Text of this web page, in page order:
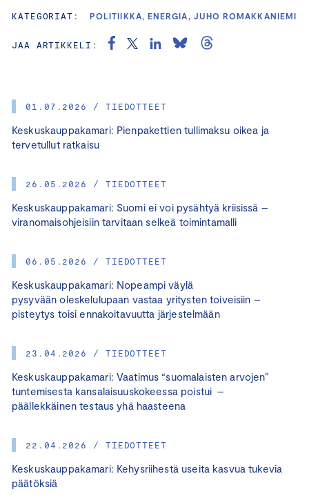
01.07.2026 / TIEDOTTEET
Keskuskauppakamari: Pienpakettien tullimaksu oikea ja
tervetullut ratkaisu
26.05.2026 / TIEDOTTEET
Keskuskauppakamari: Suomi ei voi pysähtyä kriisissä –
viranomaisohjeisiin tarvitaan selkeä toimintamalli
06.05.2026 / TIEDOTTEET
Keskuskauppakamari: Nopeampi väylä
pysyvään oleskelulupaan vastaa yritysten toiveisiin –
pisteytys toisi ennakoitavuutta järjestelmään
23.04.2026 / TIEDOTTEET
Keskuskauppakamari: Vaatimus “suomalaisten arvojen”
tuntemisesta kansalaisuuskokeessa poistui –
päällekkäinen testaus yhä haasteena
22.04.2026 / TIEDOTTEET
Keskuskauppakamari: Kehysriihestä useita kasvua tukevia
päätöksiä
KATEGORIAT: POLITIIKKA, ENERGIA, JUHO ROMAKKANIEMI
JAA ARTIKKELI: